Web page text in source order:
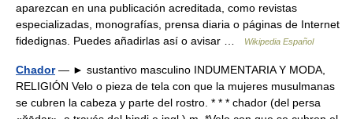
aparezcan en una publicación acreditada, como revistas
especializadas, monografías, prensa diaria o páginas de Internet
fidedignas. Puedes añadirlas así o avisar …
Wikipedia Español
Chador— ► sustantivo masculino INDUMENTARIA Y MODA,
RELIGIÓN Velo o pieza de tela con que la mujeres musulmanas
se cubren la cabeza y parte del rostro. * * * chador (del persa